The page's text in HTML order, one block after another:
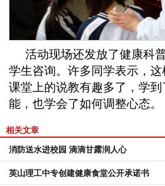
活动现场还发放了健康科
学生咨询。许多同学表示，
课堂上的说教有趣多了，学
能，也学会了如何调整心态。
相关文章
消防送水进校园 滴滴甘露润人心
英山理工中专创建健康食堂公开承诺书